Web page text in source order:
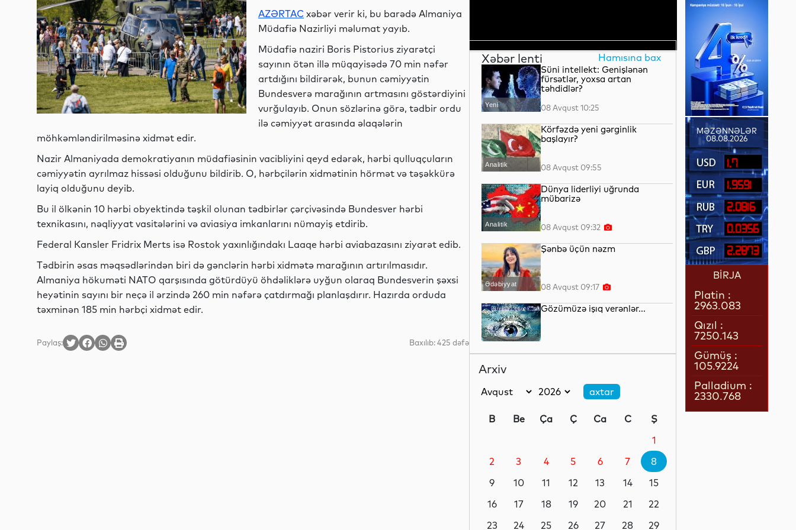
AZƏRTAC xəbər verir ki, bu barədə Almaniya
Müdafiə Nazirliyi məlumat yayıb.
Müdafiə naziri Boris Pistorius ziyarətçi
sayının ötən illə müqayisədə 70 min nəfər
artdığını bildirərək, bunun cəmiyyətin
Bundesverə marağının artmasını göstərdiyini
vurğulayıb. Onun sözlərinə görə, tədbir ordu
ilə cəmiyyət arasında əlaqələrin
möhkəmləndirilməsinə xidmət edir.
Nazir Almaniyada demokratiyanın müdafiəsinin vacibliyini qeyd edərək, hərbi qulluqçuların
cəmiyyətin ayrılmaz hissəsi olduğunu bildirib. O, hərbçilərin xidmətinin hörmət və təşəkkürə
layiq olduğunu deyib.
Bu il ölkənin 10 hərbi obyektində təşkil olunan tədbirlər çərçivəsində Bundesver hərbi
texnikasını, nəqliyyat vasitələrini və aviasiya imkanlarını nümayiş etdirib.
Federal Kansler Fridrix Merts isə Rostok yaxınlığındakı Laaqe hərbi aviabazasını ziyarət edib.
Tədbirin əsas məqsədlərindən biri də gənclərin hərbi xidmətə marağının artırılmasıdır.
Almaniya hökuməti NATO qarşısında götürdüyü öhdəliklərə uyğun olaraq Bundesverin şəxsi
heyətinin sayını bir neçə il ərzində 260 min nəfərə çatdırmağı planlaşdırır. Hazırda orduda
təxminən 185 min hərbçi xidmət edir.
Paylaş: Baxılıb: 425 dəfə
Xəbər lenti Hamısına bax
Yeni
Süni intellekt: Genişlənən
fürsətlər, yoxsa artan
təhdidlər?
08 Avqust 10:25
Analitik
Körfəzdə yeni gərginlik
başlayır?
08 Avqust 09:55
Analitik
Dünya liderliyi uğrunda
mübarizə
08 Avqust 09:32
Ədəbiyyat
Şənbə üçün nəzm
08 Avqust 09:17
Sosial
Gözümüzə işıq verənlər...
Dünya 07 Avqust 23:21
Maraqlı
Uzun müddət televizor
dəyişiklik olur
07 Avqust 22:17
Arxiv
B Be Ça Ç Ca C
Ş
1
2
3 4 5 6 7
8
9
10 11 12 13 14
15
16
17 18 19 20 21
22
23
24 25 26 27 28
29
MƏZƏNNƏLƏR
08.08.2026
1.7
1.9591
2.0816
0.0356
2.2873
BİRJA
Platin :
2963.083
Qızıl :
7250.143
Gümüş :
105.9224
Palladium :
2330.768